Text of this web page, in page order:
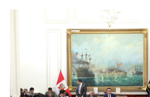
Descargar foto